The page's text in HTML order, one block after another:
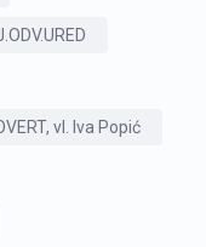
vl. Iva Popić